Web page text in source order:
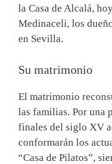
la Casa de Alcalá,
Medinaceli, los
en Sevilla.
Su matrimonio
El matrimonio
las familias. Por una
finales del siglo XV
conformarán los
“Casa de Pilatos”,